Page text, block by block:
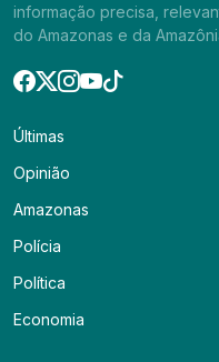
informação precisa,
do Amazonas e da
Últimas
Opinião
Amazonas
Polícia
Política
Economia